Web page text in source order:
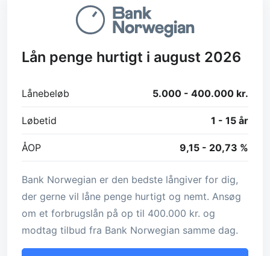
Lån penge hurtigt i august 2026
Lånebeløb 5.000 - 400.000 kr.
Løbetid 1 - 15 år
ÅOP 9,15 - 20,73 %
Bank Norwegian er den bedste långiver for dig,
der gerne vil låne penge hurtigt og nemt. Ansøg
om et forbrugslån på op til 400.000 kr. og
modtag tilbud fra Bank Norwegian samme dag.